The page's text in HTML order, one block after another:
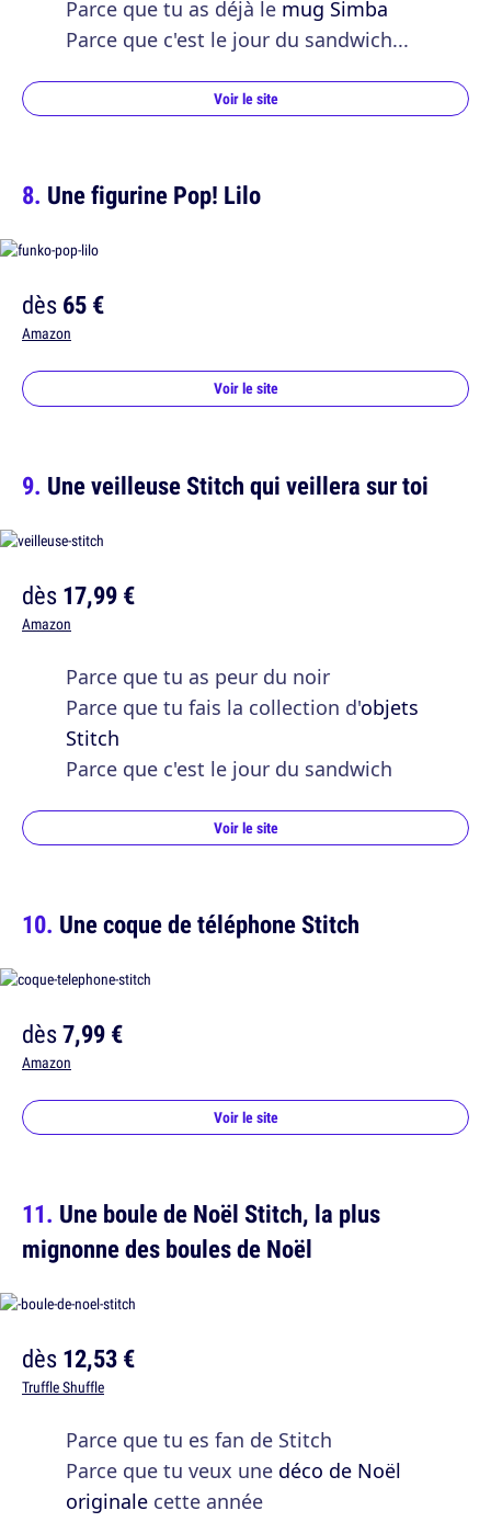
Parce que tu as déjà le mug Simba
Parce que c'est le jour du sandwich...
Voir le site
Une figurine Pop! Lilo
dès65 €
Amazon
Voir le site
Une veilleuse Stitch qui veillera sur toi
dès17,99 €
Amazon
Parce que tu as peur du noir
Parce que tu fais la collection d'objets
Stitch
Parce que c'est le jour du sandwich
Voir le site
Une coque de téléphone Stitch
dès7,99 €
Amazon
Voir le site
Une boule de Noël Stitch, la plus
mignonne des boules de Noël
dès12,53 €
Truffle Shuffle
Parce que tu es fan de Stitch
Parce que tu veux une déco de Noël
originale cette année